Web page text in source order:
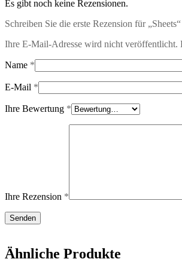
Es gibt noch keine Rezensionen.
Schreiben Sie die erste Rezension für „Sheets“
Ihre E-Mail-Adresse wird nicht veröffentlicht.
Name *
E-Mail *
Ihre Bewertung *
Ihre Rezension *
Ähnliche Produkte